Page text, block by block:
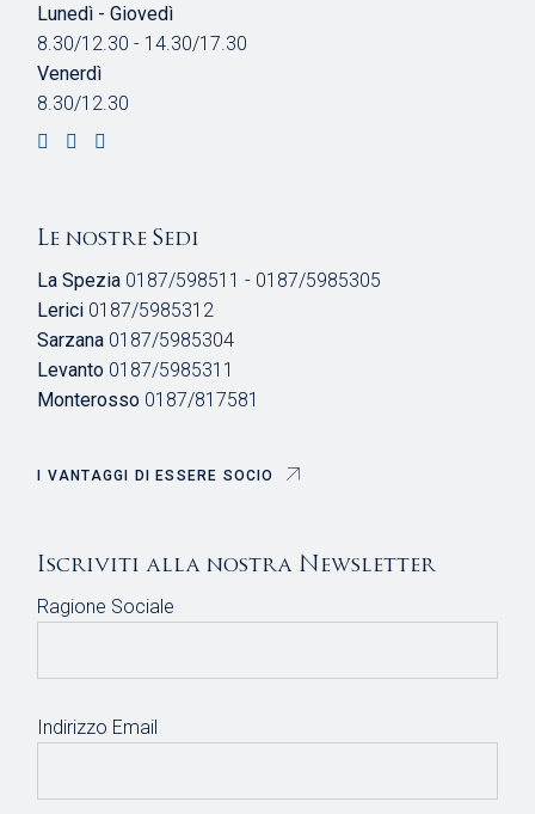
Lunedì - Giovedì
8.30/12.30 - 14.30/17.30
Venerdì
8.30/12.30
Le nostre Sedi
La Spezia 0187/598511 - 0187/5985305
Lerici 0187/5985312
Sarzana 0187/5985304
Levanto 0187/5985311
Monterosso 0187/817581
I VANTAGGI DI ESSERE SOCIO
Iscriviti alla nostra Newsletter
Ragione Sociale
Indirizzo Email